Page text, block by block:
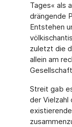
Tages« als
drängende
Entstehen
zuletzt die
allein am
Streit gab
der Vielzahl